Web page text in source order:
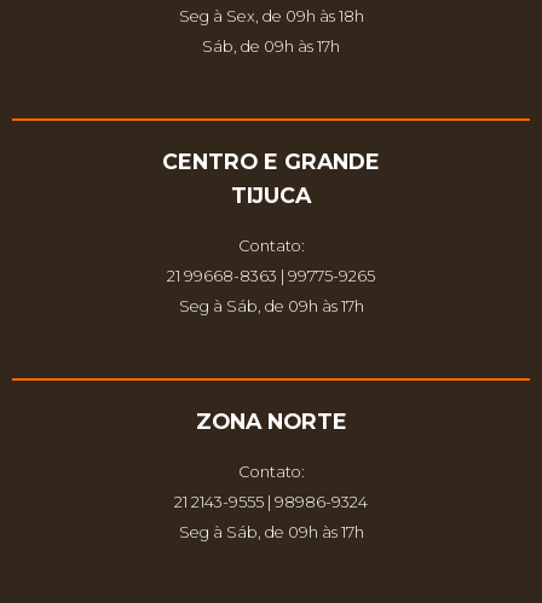
Seg à Sex, de 09h às 18h
Sáb, de 09h às 17h
CENTRO E GRANDE
TIJUCA
Contato:
21 99668-8363 | 99775-9265
Seg à Sáb, de 09h às 17h
ZONA NORTE
Contato:
21 2143-9555 | 98986-9324
Seg à Sáb, de 09h às 17h